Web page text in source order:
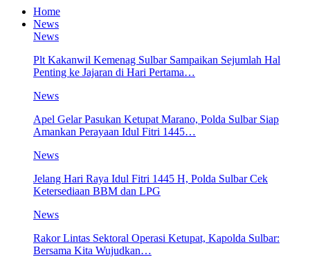
Home
News
News
Plt Kakanwil Kemenag Sulbar Sampaikan Sejumlah Hal
Penting ke Jajaran di Hari Pertama…
News
Apel Gelar Pasukan Ketupat Marano, Polda Sulbar Siap
Amankan Perayaan Idul Fitri 1445…
News
Jelang Hari Raya Idul Fitri 1445 H, Polda Sulbar Cek
Ketersediaan BBM dan LPG
News
Rakor Lintas Sektoral Operasi Ketupat, Kapolda Sulbar:
Bersama Kita Wujudkan…